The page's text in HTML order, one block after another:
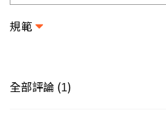
規範
全部評論 (1)